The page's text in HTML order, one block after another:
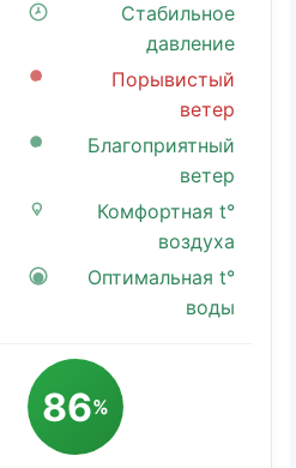
Стабильное
давление
Порывистый
ветер
Благоприятный
ветер
Комфортная t°
воздуха
Оптимальная t°
воды
86%